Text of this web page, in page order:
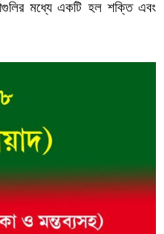
মধ্যে একটি হল শক্তি এবং